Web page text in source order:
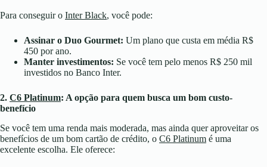
Para conseguir o Inter Black, você pode:
Assinar o Duo Gourmet: Um plano que custa em média R$
450 por ano.
Manter investimentos: Se você tem pelo menos R$ 250 mil
investidos no Banco Inter.
2. C6 Platinum: A opção para quem busca um bom custo-
benefício
Se você tem uma renda mais moderada, mas ainda quer aproveitar os
benefícios de um bom cartão de crédito, o C6 Platinum é uma
excelente escolha. Ele oferece: